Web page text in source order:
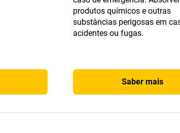
produtos químicos e outras
substâncias perigosas em
acidentes ou fugas.
Saber mais